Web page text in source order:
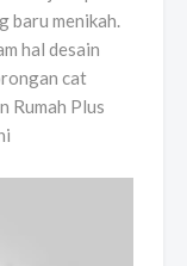
baru menikah.
hal desain
cat
Rumah Plus